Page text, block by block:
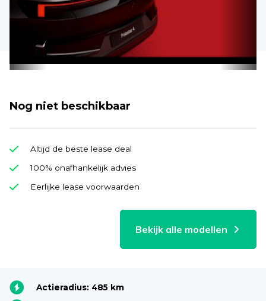
Nog niet beschikbaar
Bekijk alle modellen
Altijd de beste lease deal
100% onafhankelijk advies
Eerlijke lease voorwaarden
Actieradius: 485 km